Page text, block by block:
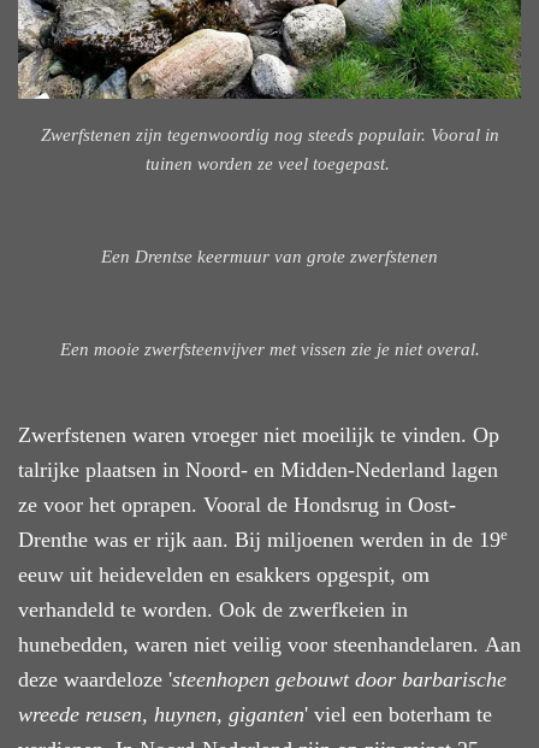
Zwerfstenen zijn tegenwoordig nog steeds populair. Vooral in
tuinen worden ze veel toegepast.
Een Drentse keermuur van grote zwerfstenen
Een mooie zwerfsteenvijver met vissen zie je niet overal.
Zwerfstenen waren vroeger niet moeilijk te vinden. Op
talrijke plaatsen in Noord- en Midden-Nederland lagen
ze voor het oprapen. Vooral de Hondsrug in Oost-
Drenthe was er rijk aan. Bij miljoenen werden in de 19e
eeuw uit heidevelden en esakkers opgespit, om
verhandeld te worden. Ook de zwerfkeien in
hunebedden, waren niet veilig voor steenhandelaren. Aan
deze waardeloze 'steenhopen gebouwt door barbarische
wreede reusen, huynen, giganten' viel een boterham te